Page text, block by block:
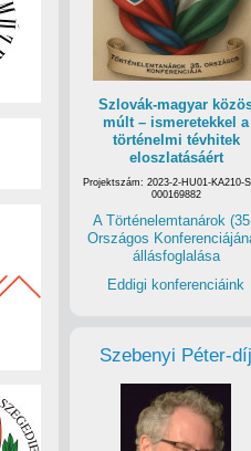
Szlovák-magyar
múlt – ismeretekkel a
történelmi tévhitek
eloszlatásáért
Projektszám: 2023-2-HU01-KA210-
000169882
A Történelemtanárok
Országos
állásfoglalása
Eddigi konferenciáink
Szebenyi Péter-díj